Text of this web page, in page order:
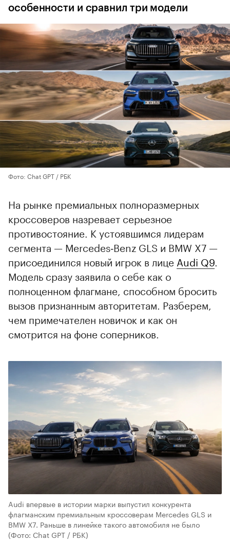
особенности и сравнил три модели
Фото: Chat GPT / РБК
На рынке премиальных полноразмерных
кроссоверов назревает серьезное
противостояние. К устоявшимся лидерам
сегмента — Mercedes‑Benz GLS и BMW X7 —
присоединился новый игрок в лице Audi Q9
Модель сразу заявила о себе как о
полноценном флагмане, способном бросить
вызов признанным авторитетам. Разберем,
чем примечателен новичок и как он
смотрится на фоне соперников.
Audi впервые в истории марки выпустил конкурента
флагманским премиальным кроссоверам Mercedes GLS и
BMW X7. Раньше в линейке такого автомобиля не было
(Фото: Chat GPT / РБК)